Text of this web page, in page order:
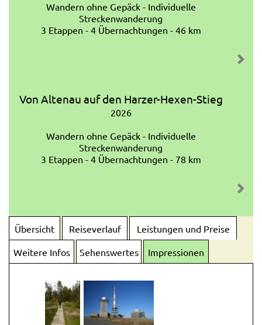
Wandern ohne Gepäck - Individuelle
Streckenwanderung
3 Etappen - 4 Übernachtungen - 46 km
Von Altenau auf den Harzer-Hexen-Stieg
2026
Wandern ohne Gepäck - Individuelle
Streckenwanderung
3 Etappen - 4 Übernachtungen - 78 km
Übersicht Reiseverlauf
Leistungen und Preise
Weitere Infos
Sehenswertes Impressionen